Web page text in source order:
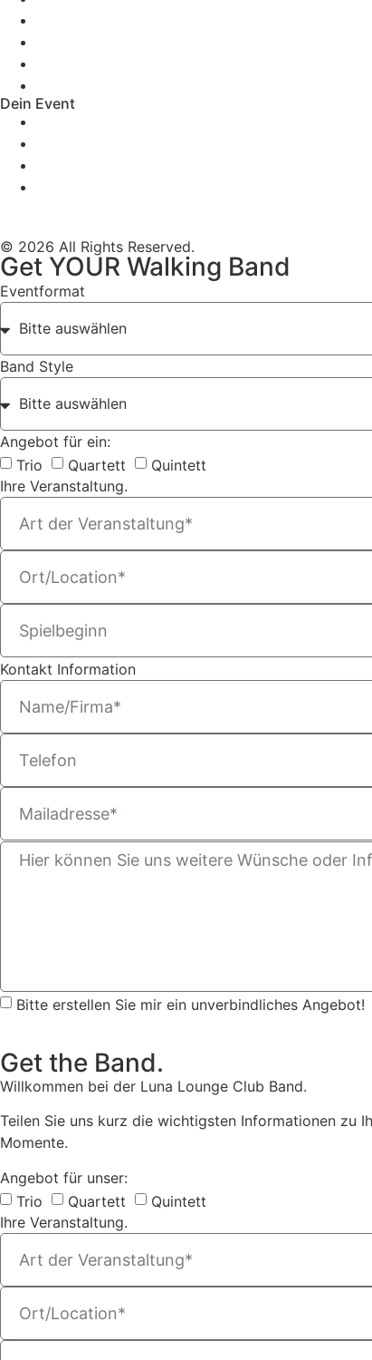
Dein Event
© 2026 All Rights Reserved.
Get YOUR Walking Band
Eventformat
Band Style
Angebot für ein:
Trio
Quartett
Quintett
Ihre Veranstaltung.
Kontakt Information
Bitte erstellen Sie mir ein unverbindliches Angebot!
Get the Band.
Willkommen bei der Luna Lounge Club Band.
Teilen Sie uns kurz die wichtigsten Informationen zu
Momente.
Angebot für unser:
Trio
Quartett
Quintett
Ihre Veranstaltung.